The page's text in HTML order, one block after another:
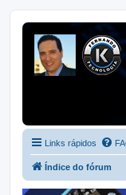
Links rápidos
Índice do fórum